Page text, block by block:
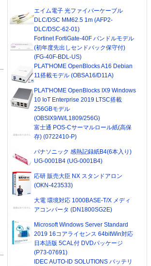
エイム電子 光ファイバーケーブル
DLC/DSC MM62.5 1m (AFP2-
DLC/DSC-62-01)
Fortinet FortiGate-40F バンドルモデル
(初年度先出しセンドバック保守付)
(FG-40F-BDL-US)
PLAT'HOME OpenBlocks A16 Debian
11搭載モデル (OBSA16/D11A)
PLAT'HOME OpenBlocks IX9 Windows
10 IoT Enterprise 2019 LTSC搭載
256GBモデル
(OBSIX9/W/L1809/256G)
富士通 POS-Cサーマルロール紙(高保
存) (0722410-P)
パナソニック 感熱記録紙B4(6本入り)
UG-0001B4 (UG-0001B4)
応研 販売大臣 NX スタンドアロン
(OKN-423533)
大電 環境対応 1000BASE-T/X メディ
アコンバータ (DN1800SG2E)
Microsoft Windows Server Standard
2019 16コアライセンス 64bitWin対応
日本語版 5CAL付 DVDパッケージ
(P73-07691)
IDEC AUTO-ID SOLUTIONS バッテリ